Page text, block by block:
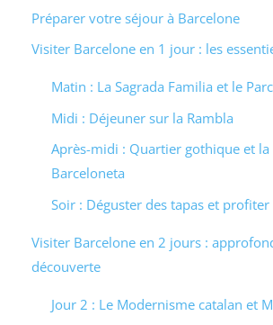
Préparer votre séjour à Barcelone
Visiter Barcelone en 1 jour : les
Matin : La Sagrada Familia et le
Midi : Déjeuner sur la Rambla
Après-midi : Quartier gothique et la
Barceloneta
Soir : Déguster des tapas et
Visiter Barcelone en 2 jours :
découverte
Jour 2 : Le Modernisme catalan et